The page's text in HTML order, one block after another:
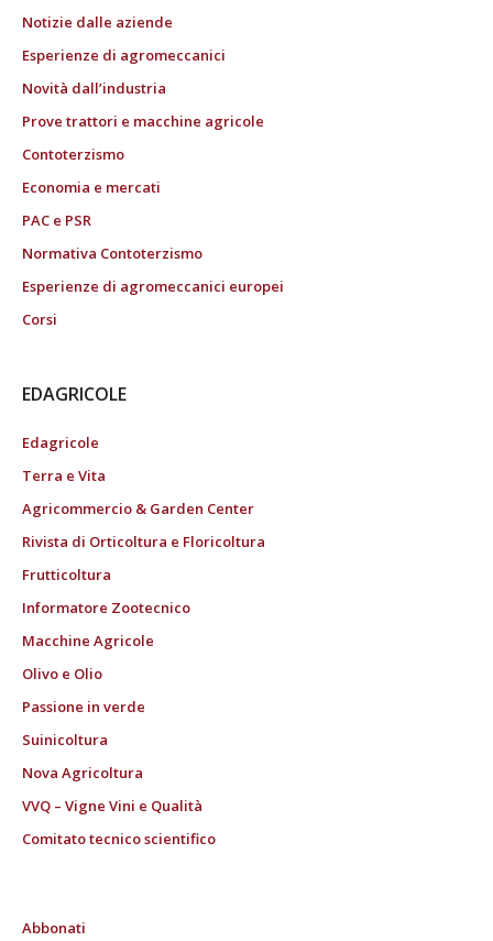
Notizie dalle aziende
Esperienze di agromeccanici
Novità dall’industria
Prove trattori e macchine agricole
Contoterzismo
Economia e mercati
PAC e PSR
Normativa Contoterzismo
Esperienze di agromeccanici europei
Corsi
EDAGRICOLE
Edagricole
Terra e Vita
Agricommercio & Garden Center
Rivista di Orticoltura e Floricoltura
Frutticoltura
Informatore Zootecnico
Macchine Agricole
Olivo e Olio
Passione in verde
Suinicoltura
Nova Agricoltura
VVQ – Vigne Vini e Qualità
Comitato tecnico scientifico
Abbonati